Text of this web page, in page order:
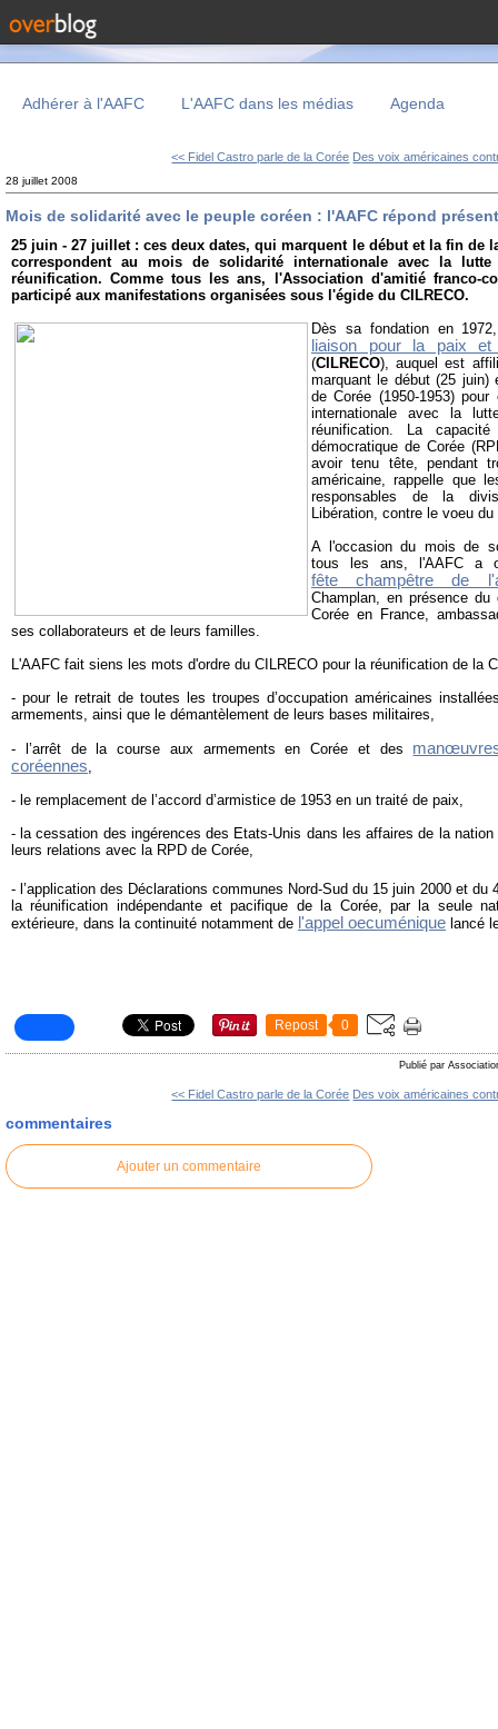
Adhérer à l'AAFC L'AAFC dans les médias Agenda
<< Fidel Castro parle de la Corée Des voix américaines
28 juillet 2008
Mois de solidarité avec le peuple coréen : l'AAFC répond
25 juin - 27 juillet : ces deux dates, qui marquent le début et la fin de
correspondent au mois de solidarité internationale avec la
réunification. Comme tous les ans, l'Association d'amitié franco-
participé aux manifestations organisées sous l'égide du CILRECO.
Dès sa fondation en
liaison pour la paix
(CILRECO), auquel est
marquant le début (25
de Corée (1950-1953)
internationale avec la
réunification. La
démocratique de Corée
avoir tenu tête, pendant
américaine, rappelle que
responsables de la
Libération, contre le voeu
A l'occasion du mois de
tous les ans, l'AAFC a
fête champêtre de
Champlan, en présence
Corée en France,
ses collaborateurs et de leurs familles.
L'AAFC fait siens les mots d'ordre du CILRECO pour la réunification de la
- pour le retrait de toutes les troupes d’occupation américaines
armements, ainsi que le démantèlement de leurs bases militaires,
- l’arrêt de la course aux armements en Corée et des
coréennes,
- le remplacement de l’accord d’armistice de 1953 en un traité de paix,
- la cessation des ingérences des Etats-Unis dans les affaires de la
leurs relations avec la RPD de Corée,
- l’application des Déclarations communes Nord-Sud du 15 juin 2000 et du
la réunification indépendante et pacifique de la Corée, par la seule
extérieure, dans la continuité notamment de l'appel oecuménique lancé
Repost 0
Publié par
<< Fidel Castro parle de la Corée Des voix américaines
commentaires
Ajouter un commentaire